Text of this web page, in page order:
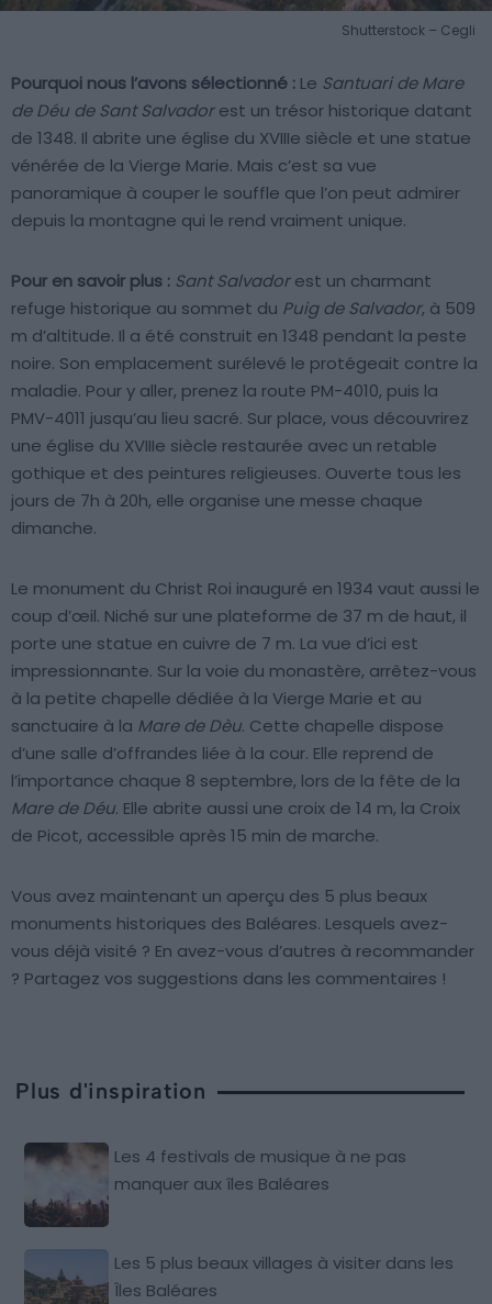
Shutterstock – Cegli
Pourquoi nous l’avons sélectionné : Le Santuari de Mare
de Déu de Sant Salvadorest un trésor historique datant
de 1348. Il abrite une église du XVIIIe siècle et une statue
vénérée de la Vierge Marie. Mais c’est sa vue
panoramique à couper le souffle que l’on peut admirer
depuis la montagne qui le rend vraiment unique.
Pour en savoir plus : Sant Salvadorest un charmant
refuge historique au sommet du Puig de Salvador, à 509
m d’altitude. Il a été construit en 1348 pendant la peste
noire. Son emplacement surélevé le protégeait contre la
maladie. Pour y aller, prenez la route PM-4010, puis la
PMV-4011 jusqu’au lieu sacré. Sur place, vous découvrirez
une église du XVIIIe siècle restaurée avec un retable
gothique et des peintures religieuses. Ouverte tous les
jours de 7h à 20h, elle organise une messe chaque
dimanche.
Le monument du Christ Roi inauguré en 1934 vaut aussi le
coup d’œil. Niché sur une plateforme de 37 m de haut, il
porte une statue en cuivre de 7 m. La vue d’ici est
impressionnante. Sur la voie du monastère, arrêtez-vous
à la petite chapelle dédiée à la Vierge Marie et au
sanctuaire à la Mare de Dèu. Cette chapelle dispose
d’une salle d’offrandes liée à la cour. Elle reprend de
l’importance chaque 8 septembre, lors de la fête de la
Mare de Déu. Elle abrite aussi une croix de 14 m, la Croix
de Picot, accessible après 15 min de marche.
Vous avez maintenant un aperçu des 5 plus beaux
monuments historiques des Baléares. Lesquels avez-
vous déjà visité ? En avez-vous d’autres à recommander
? Partagez vos suggestions dans les commentaires !
Plus d'inspiration
Les 4 festivals de musique à ne pas
manquer aux îles Baléares
Les 5 plus beaux villages à visiter dans les
Îles Baléares